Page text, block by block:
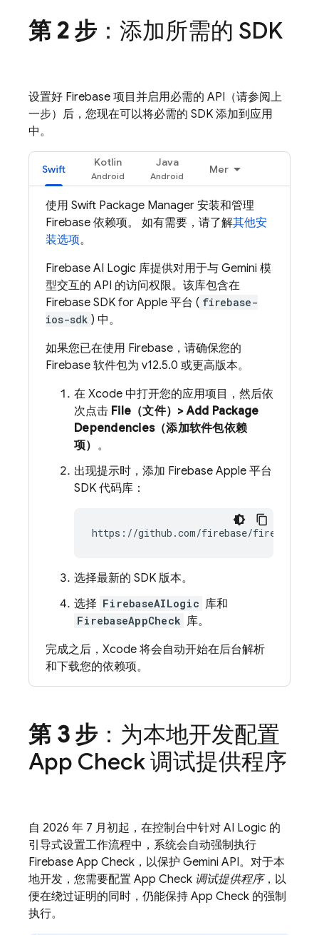
第 2 步 ：添加所需的 SDK
设置好 Firebase 项目并启用必需的 API（请参阅上
一步）后，您现在可以将必需的 SDK 添加到应用
中。
Swift
Kotlin Java
Mer
使用 Swift Package Manager 安装和管理
Firebase 依赖项。 如有需要，请了解其他安
装选项。
Firebase AI Logic 库提供对用于与 Gemini 模
型交互的 API 的访问权限。该库包含在
Firebase SDK for Apple 平台 ( firebase-
ios-sdk ) 中。
如果您已在使用 Firebase，请确保您的
Firebase 软件包为 v12.5.0 或更高版本。
在 Xcode 中打开您的应用项目，然后依
次点击 File（文件）> Add Package
Dependencies（添加软件包依赖
项） 。
出现提示时，添加 Firebase Apple 平台
SDK 代码库：
选择最新的 SDK 版本。
选择 FirebaseAILogic 库和
FirebaseAppCheck 库。
完成之后，Xcode 将会自动开始在后台解析
和下载您的依赖项。
第 3 步 ：为本地开发配置
App Check调试提供程序
自 2026 年 7 月初起，在控制台中针对 AI Logic 的
引导式设置工作流程中，系统会自动强制执行
Firebase App Check ，以保护 Gemini API。对于本
地开发，您需要配置 App Check 调试提供程序，以
便在绕过证明的同时，仍能保持 App Check 的强制
执行。